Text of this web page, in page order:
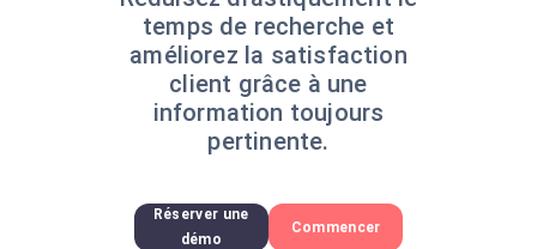
temps de recherche et
améliorez la satisfaction
client grâce à une
information toujours
pertinente.
Réserver une
démo
Commencer